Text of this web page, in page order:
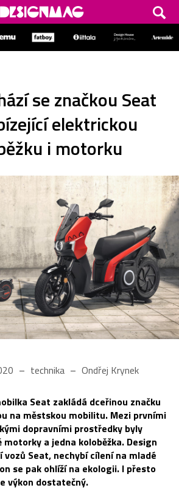
se značkou Seat
elektrickou
i motorku
technika Ondřej Krynek
Seat zakládá dceřinou značku
na městskou mobilitu. Mezi prvními
dopravními prostředky byly
a jedna koloběžka. Design
Seat, nechybí cílení na mladé
se pak ohlíží na ekologii. I přesto
výkon dostatečný.